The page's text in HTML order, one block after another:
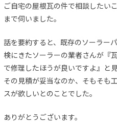
ご自宅の屋根瓦の件で相談したい
まで伺いました。
話を要約すると、既存のソーラー
検にきたソーラーの業者さんが『
で修理したほうが良いですよ』と
その見積が妥当なのか、そもそも
スが欲しいとのことでした。
ありがとうございます。